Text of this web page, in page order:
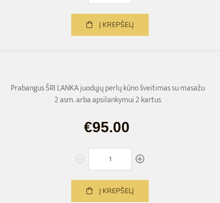
Į KREPŠELĮ
Prabangus ŠRI LANKA juodųjų perlų kūno šveitimas su masažu
2 asm. arba apsilankymui 2 kartus
€95.00
Į KREPŠELĮ